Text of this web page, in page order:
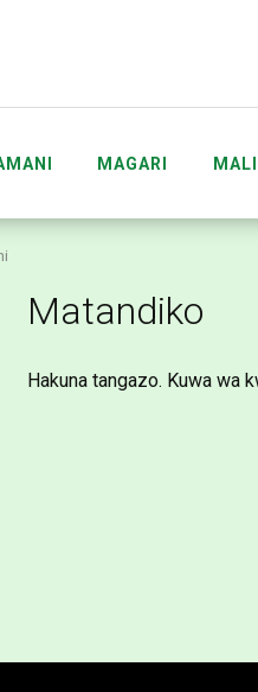
MAGARI MALI
AFRICA
Matandiko
Hakuna tangazo. Kuwa wa